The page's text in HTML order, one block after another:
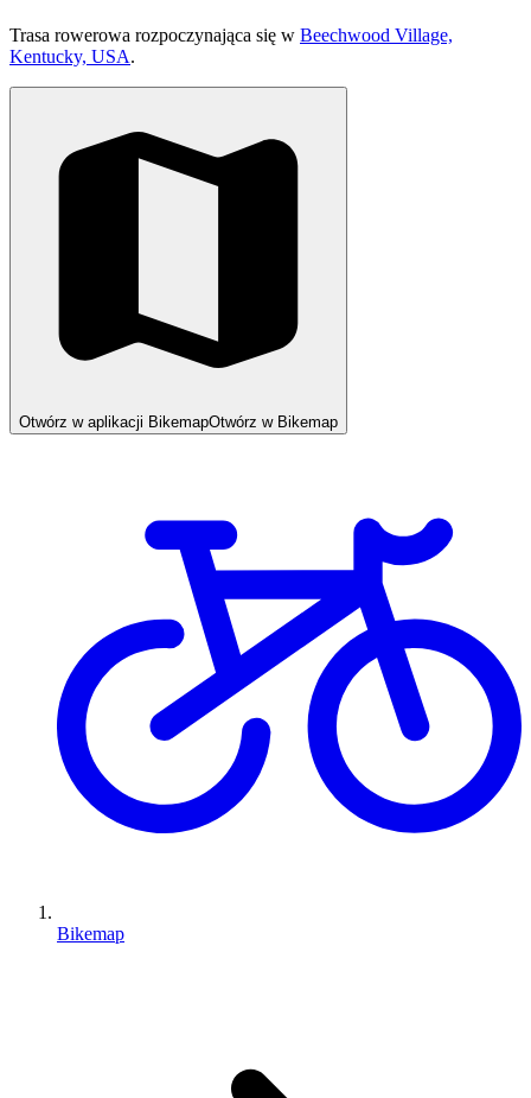
Trasa rowerowa rozpoczynająca się w Beechwood Village,
Kentucky, USA.
Otwórz w aplikacji BikemapOtwórz w Bikemap
Bikemap